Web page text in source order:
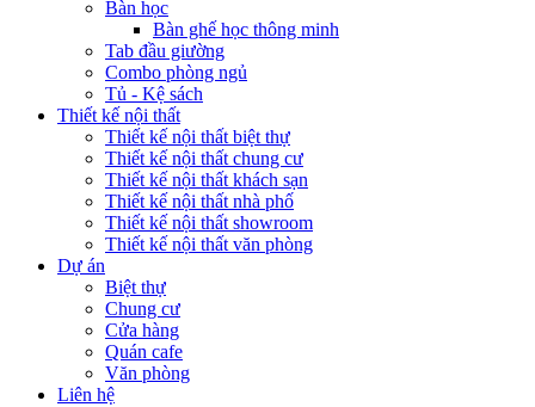
Bàn học
Bàn ghế học thông minh
Tab đầu giường
Combo phòng ngủ
Tủ - Kệ sách
Thiết kế nội thất
Thiết kế nội thất biệt thự
Thiết kế nội thất chung cư
Thiết kế nội thất khách sạn
Thiết kế nội thất nhà phố
Thiết kế nội thất showroom
Thiết kế nội thất văn phòng
Dự án
Biệt thự
Chung cư
Cửa hàng
Quán cafe
Văn phòng
Liên hệ